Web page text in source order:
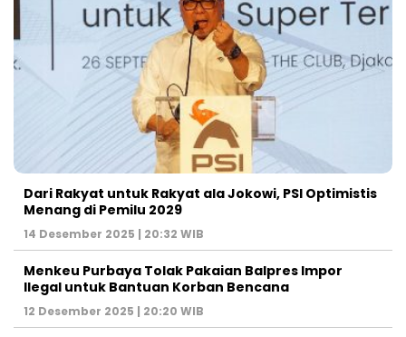
Dari Rakyat untuk Rakyat ala Jokowi, PSI Optimistis
Menang di Pemilu 2029
14 Desember 2025 | 20:32 WIB
Menkeu Purbaya Tolak Pakaian Balpres Impor
Ilegal untuk Bantuan Korban Bencana
12 Desember 2025 | 20:20 WIB